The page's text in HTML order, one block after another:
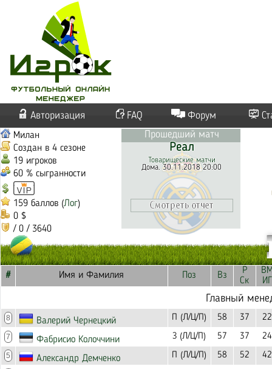
Авторизация FAQ Форум
Милан
Создан в 4 сезоне
19 игроков
60 % сыгранности
159 баллов (Лог)
0 $
/ 0 / 3640
Прошедший матч
Реал
Товарищеские матчи
Дома. 30.11.2018 20:00
# Имя и Фамилия Поз Вз
Р
Ск
ИГ
Главный
8 Валерий Чернецкий П (Л/Ц/П) 58 37 22
7 Фабрисио Колоччини З (Л/Ц/П) 57 37 24
5 Александр Демченко П (Л/Ц/П) 58 52 42